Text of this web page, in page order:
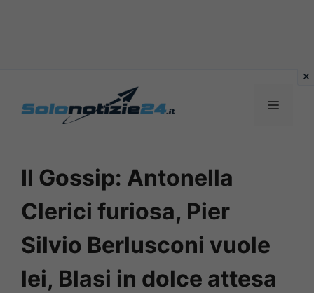
MENU
Il Gossip: Antonella
Clerici furiosa, Pier
Silvio Berlusconi vuole
lei, Blasi in dolce attesa